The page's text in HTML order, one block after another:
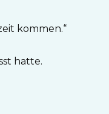
kommen.“
hatte.